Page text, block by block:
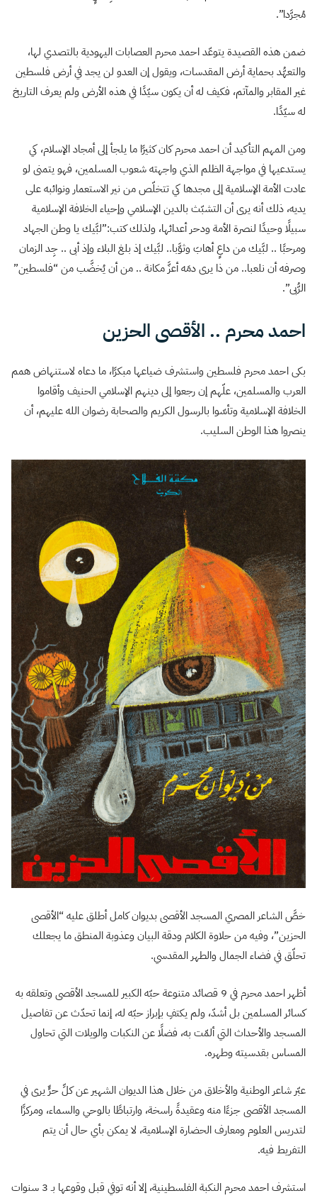
مُجرَّدا”.
ضمن هذه القصيدة يتوعّد احمد محرم العصابات اليهودية بالتصدي لها،
والتعهُّد بحماية أرض المقدسات، ويقول إن العدو لن يجد في أرض فلسطين
غير المقابر والمآتم، فكيف له أن يكون سيّدًا في هذه الأرض ولم يعرف التاريخ
له سيّدًا.
ومن المهم التأكيد أن احمد محرم كان كثيرًا ما يلجأ إلى أمجاد الإسلام، كي
يستدعيها في مواجهة الظلم الذي واجهته شعوب المسلمين، فهو يتمنى لو
عادت الأمة الإسلامية إلى مجدها كي تتخلّص من نير الاستعمار ونوائبه على
يديه، ذلك أنه يرى أن التشبّث بالدين الإسلامي وإحياء الخلافة الإسلامية
سبيلًا وحيدًا لنصرة الأمة ودحر أعدائها، ولذلك كتب:”لبَّيك يا وطن الجهاد
ومرحبًا .. لبَّيك من داعٍ أهابَ وثوَّبا.. لبَّيك إذ بلغ البلاء وإذ أبى .. جِد الزمان
وصرفه أن نلعبا.. من ذا يرى دمَه أعزَّ مكانة .. من أن يُخضَّب من “فلسطين”
الرُّبى”.
احمد محرم .. الأقصى الحزين
بكى احمد محرم فلسطين واستشرف ضياعها مبكرًا، ما دعاه لاستنهاض همم
العرب والمسلمين، علّهم إن رجعوا إلى دينهم الإسلامي الحنيف وأقاموا
الخلافة الإسلامية وتأسّوا بالرسول الكريم والصحابة رضوان الله عليهم، أن
ينصروا هذا الوطن السليب.
خصَّ الشاعر المصري المسجد الأقصى بديوان كامل أطلق عليه “الأقصى
الحزين”، وفيه من حلاوة الكلام ودقة البيان وعذوبة المنطق ما يجعلك
تحلّق في فضاء الجمال والطهر المقدسي.
أظهر احمد محرم في 9 قصائد متنوعة حبّه الكبير للمسجد الأقصى وتعلقه به
كسائر المسلمين بل أشدّ، ولم يكتفِ بإبراز حبّه له، إنما تحدّث عن تفاصيل
المسجد والأحداث التي ألمّت به، فضلًا عن النكبات والويلات التي تحاول
المساس بقدسيته وطهره.
عبّر شاعر الوطنية والأخلاق من خلال هذا الديوان الشهير عن كلِّ حرٍّ يرى في
المسجد الأقصى جزءًا منه وعقيدةً راسخة، وارتباطًا بالوحي والسماء، ومركزًا
لتدريس العلوم ومعارف الحضارة الإسلامية، لا يمكن بأي حال أن يتم
التفريط فيه.
استشرف احمد محرم النكبة الفلسطينية، إلا أنه توفي قبل وقوعها بـ 3 سنوات